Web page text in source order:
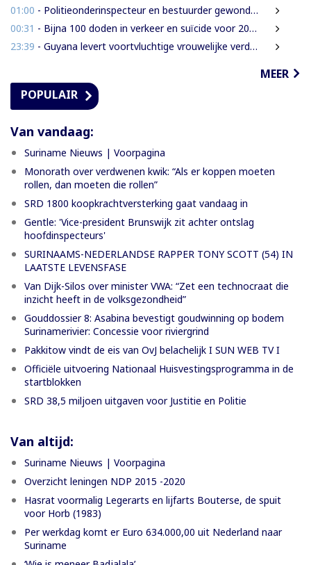
01:00 - Politieonderinspecteur en bestuurder gewond nadat auto over de kop slaat
00:31 - Bijna 100 doden in verkeer en suïcide voor 2026 is veel te veel’, zegt Lau
23:39 - Guyana levert voortvluchtige vrouwelijke verdachte in mensenhandel uit aan Suriname
MEER
POPULAIR
Van vandaag:
Suriname Nieuws | Voorpagina
Monorath over verdwenen kwik: “Als er koppen moeten
rollen, dan moeten die rollen”
SRD 1800 koopkrachtversterking gaat vandaag in
Gentle: 'Vice-president Brunswijk zit achter ontslag
hoofdinspecteurs'
SURINAAMS-NEDERLANDSE RAPPER TONY SCOTT (54) IN
LAATSTE LEVENSFASE
Van Dijk-Silos over minister VWA: “Zet een technocraat die
inzicht heeft in de volksgezondheid”
Gouddossier 8: Asabina bevestigt goudwinning op bodem
Surinamerivier: Concessie voor riviergrind
Pakkitow vindt de eis van OvJ belachelijk I SUN WEB TV I
Officiële uitvoering Nationaal Huisvestingsprogramma in de
startblokken
SRD 38,5 miljoen uitgaven voor Justitie en Politie
Van altijd:
Suriname Nieuws | Voorpagina
Overzicht leningen NDP 2015 -2020
Hasrat voormalig Legerarts en lijfarts Bouterse, de spuit
voor Horb (1983)
Per werkdag komt er Euro 634.000,00 uit Nederland naar
Suriname